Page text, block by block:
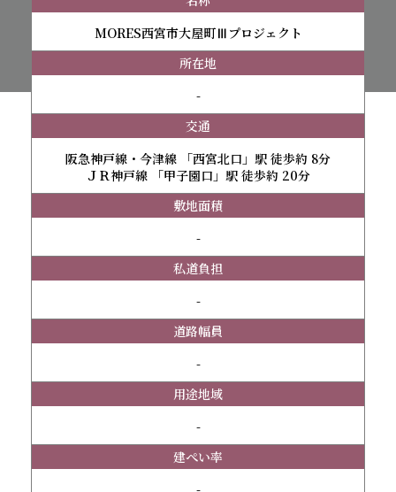
MORES西宮市大屋町Ⅲプロジェクト
所在地
-
交通
阪急神戸線・今津線 「西宮北口」駅 徒歩約 8分
ＪＲ神戸線 「甲子園口」駅 徒歩約 20分
敷地面積
-
私道負担
-
道路幅員
-
用途地域
-
建ぺい率